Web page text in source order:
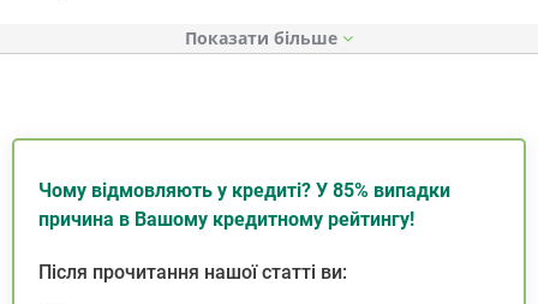
Показати
Чому відмовляють у кредиті? У 85% випадки
причина в Вашому кредитному рейтингу!
Після прочитання нашої статті ви: